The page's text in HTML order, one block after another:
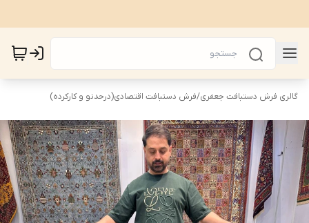
گالری فرش دستبافت جعفری/فرش دستبافت اقتصادی(درحدنو و کارکرده)